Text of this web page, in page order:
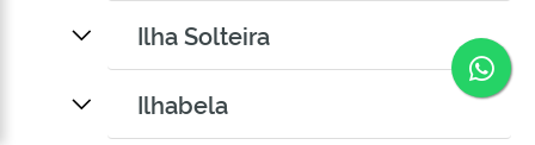
Ilha Solteira
Ilhabela